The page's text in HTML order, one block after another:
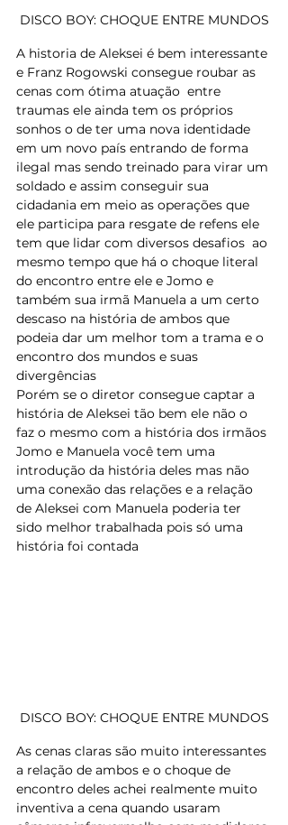
DISCO BOY: CHOQUE ENTRE MUNDOS
A historia de Aleksei é bem interessante
e Franz Rogowski consegue roubar as
cenas com ótima atuação  entre
traumas ele ainda tem os próprios
sonhos o de ter uma nova identidade
em um novo país entrando de forma
ilegal mas sendo treinado para virar um
soldado e assim conseguir sua
cidadania em meio as operações que
ele participa para resgate de refens ele
tem que lidar com diversos desafios  ao
mesmo tempo que há o choque literal
do encontro entre ele e Jomo e
também sua irmã Manuela a um certo
descaso na história de ambos que
podeia dar um melhor tom a trama e o
encontro dos mundos e suas
divergências
Porém se o diretor consegue captar a
história de Aleksei tão bem ele não o
faz o mesmo com a história dos irmãos
Jomo e Manuela você tem uma
introdução da história deles mas não
uma conexão das relações e a relação
de Aleksei com Manuela poderia ter
sido melhor trabalhada pois só uma
história foi contada
DISCO BOY: CHOQUE ENTRE MUNDOS
As cenas claras são muito interessantes
a relação de ambos e o choque de
encontro deles achei realmente muito
inventiva a cena quando usaram